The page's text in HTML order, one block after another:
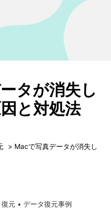
タが消失し
と対処法
> Macで写真データが消失し
元 • データ復元事例